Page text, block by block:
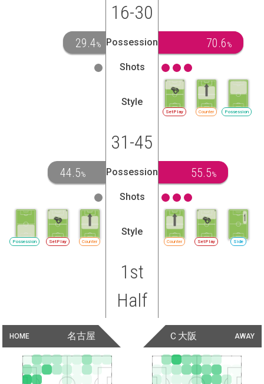
16-30
29.4% Possession 70.6 %
Shots
Style
SetPlay Counter Possession
31-45
44.5% Possession 55.5%
Shots
Counter
SetPlay
Possession
Style
Counter SetPlay Side
1st
Half
HOME 名古屋 AWAY
Ｃ大阪